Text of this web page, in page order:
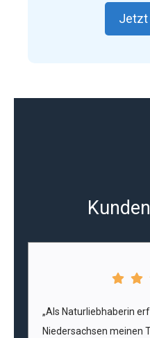
Jetzt
„Als Naturliebhaberin
Niedersachsen meinen